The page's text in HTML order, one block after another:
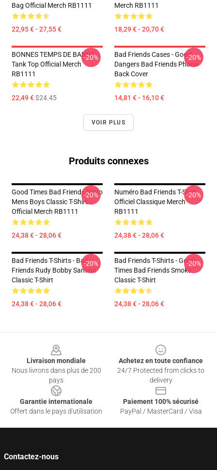
Bag Official Merch RB1111
22,95 € - 27,55 €
Merch RB1111
18,29 € - 20,70 €
BONNES TEMPS DE BANDE
Tank Top Official Merch
RB1111
22,49 €$24.45
-20%
Bad Friends Cases - Good
Dangers Bad Friends Phone
Back Cover
14,81 € - 16,10 €
-20%
VOIR PLUS
Produits connexes
Good Times Bad Friends Retro
Mens Boys Classic T-Shirt
Official Merch RB1111
24,38 € - 28,06 €
-20%
Numéro Bad Friends T-Shirt
Officiel Classique Merch
RB1111
24,38 € - 28,06 €
-20%
Bad Friends T-Shirts - Bad
Friends Rudy Bobby Santino
Classic T-Shirt
24,38 € - 28,06 €
-20%
Bad Friends T-Shirts - Good
Times Bad Friends Smoke
Classic T-Shirt
24,38 € - 28,06 €
-20%
Livraison mondiale
Nous livrons dans plus de 200
pays
Achetez en toute confiance
24/7 Protected from clicks to
delivery
Garantie internationale
Offert dans le pays d'utilisation
Paiement 100% sécurisé
PayPal / MasterCard / Visa
Contactez-nous